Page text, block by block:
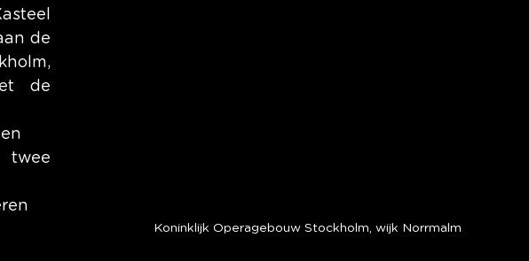
Koninklijk Operagebouw Stockholm, wijk Norrmalm
de
de